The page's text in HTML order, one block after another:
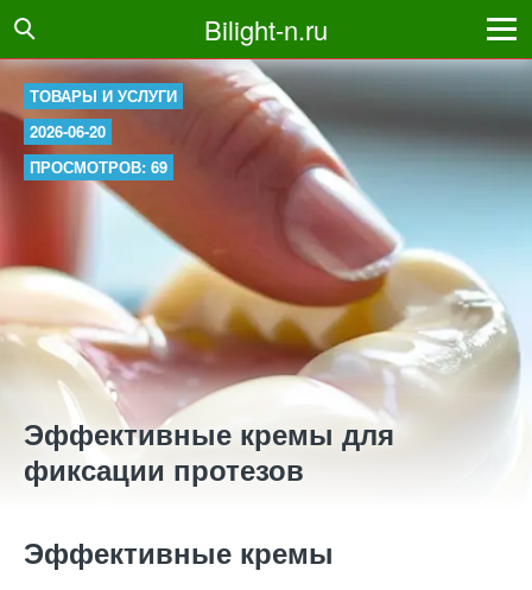
Bilight-n.ru
ТОВАРЫ И УСЛУГИ
2026-06-20
ПРОСМОТРОВ: 69
Эффективные кремы для
фиксации протезов
Эффективные кремы